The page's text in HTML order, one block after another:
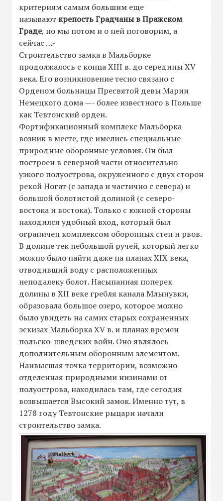
критериям самым большим еще
называют крепость Градчаны в Пражском
Граде, но мы потом и о ней поговорим, а
сейчас …-
Строительство замка в Мальборке
продолжалось с конца XIII в. до середины XV
века. Его возникновение тесно связано с
Орденом больницы Пресвятой девы Марии
Немецкого дома —- более известного в Польше
как Тевтонский орден.
Фортификационный комплекс Мальборка
возник в месте, где имелись специальные
природные оборонные условия. Он был
построен в северной части относительно
узкого полуострова, окруженного с двух сторон
рекой Ногат (с запада и частично с севера) и
большой болотистой долиной (с северо-
востока и востока). Только с южной стороны
находился удобный вход, который был
ограничен комплексом оборонных стен и рвов.
В долине тек небольшой ручей, который легко
можно было найти даже на планах XIX века,
отводивший воду с расположенных
неподалеку болот. Насыпанная поперек
долины в XII веке гребля канала Млынувки,
образовала большое озеро, которое можно
было увидеть на самих старых сохраненных
эскизах Мальборка XV в. и планах времен
польско-шведских войн. Оно являлось
дополнительным оборонным элементом.
Наивысшая точка территории, возможно
отделенная природными низинами от
полуострова, находилась там, где сегодня
возвышается Высокий замок. Именно тут, в
1278 году Тевтонские рыцари начали
строительство замка.